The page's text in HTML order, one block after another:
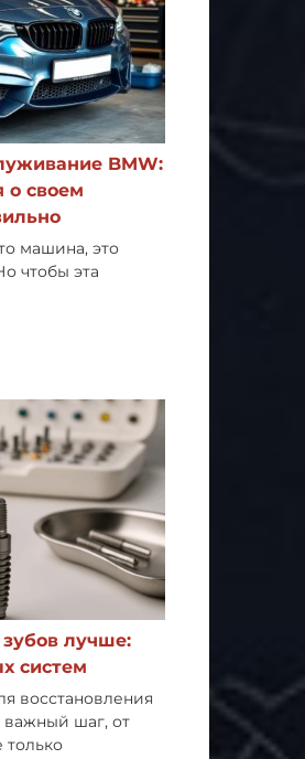
BMW:
о своем
машина, это
чтобы эта
лучше:
систем
восстановления
важный шаг, от
только